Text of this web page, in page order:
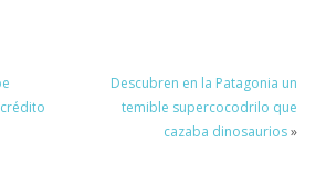
Descubren en la Patagonia un
temible supercocodrilo que
cazaba dinosaurios»